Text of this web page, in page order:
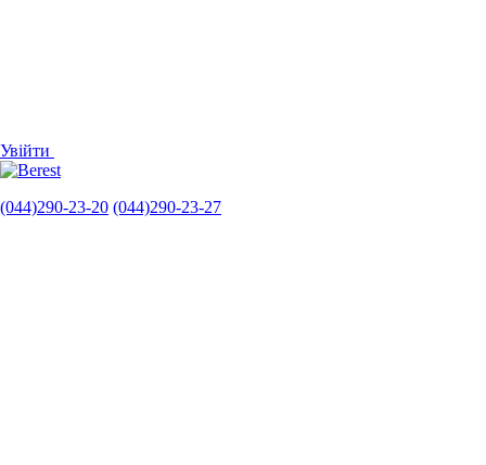
Увійти
(044)290-23-20 (044)290-23-27